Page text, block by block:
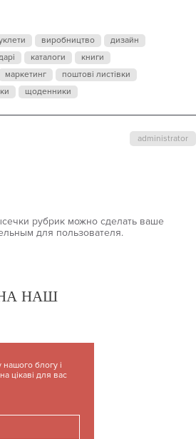
виробництво
дизайн
каталоги
книги
маркетинг
поштові листівки
щоденники
administrator
рубрик можно сделать ваше
для пользователя.
НАШ
нашого блогу і
цікаві для вас